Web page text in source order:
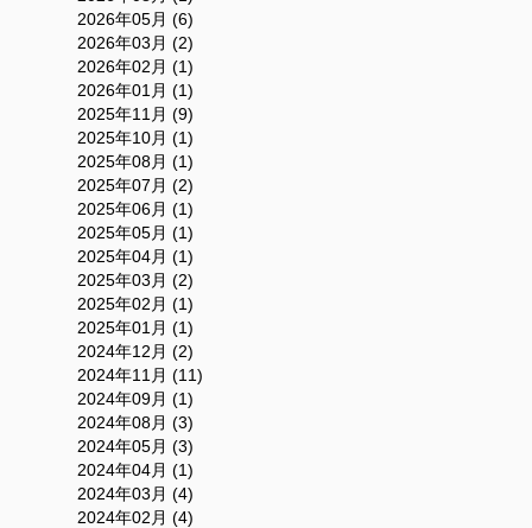
2026年05月 (6)
2026年03月 (2)
2026年02月 (1)
2026年01月 (1)
2025年11月 (9)
2025年10月 (1)
2025年08月 (1)
2025年07月 (2)
2025年06月 (1)
2025年05月 (1)
2025年04月 (1)
2025年03月 (2)
2025年02月 (1)
2025年01月 (1)
2024年12月 (2)
2024年11月 (11)
2024年09月 (1)
2024年08月 (3)
2024年05月 (3)
2024年04月 (1)
2024年03月 (4)
2024年02月 (4)